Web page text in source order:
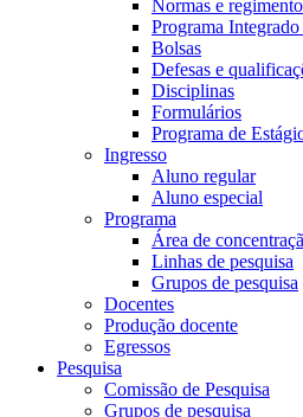
Normas e
Programa
Bolsas
Defesas e
Disciplinas
Formulários
Programa de
Ingresso
Aluno regular
Aluno especial
Programa
Área de
Linhas de pesquisa
Grupos de pesquisa
Docentes
Produção docente
Egressos
Pesquisa
Comissão de Pesquisa
Grupos de pesquisa